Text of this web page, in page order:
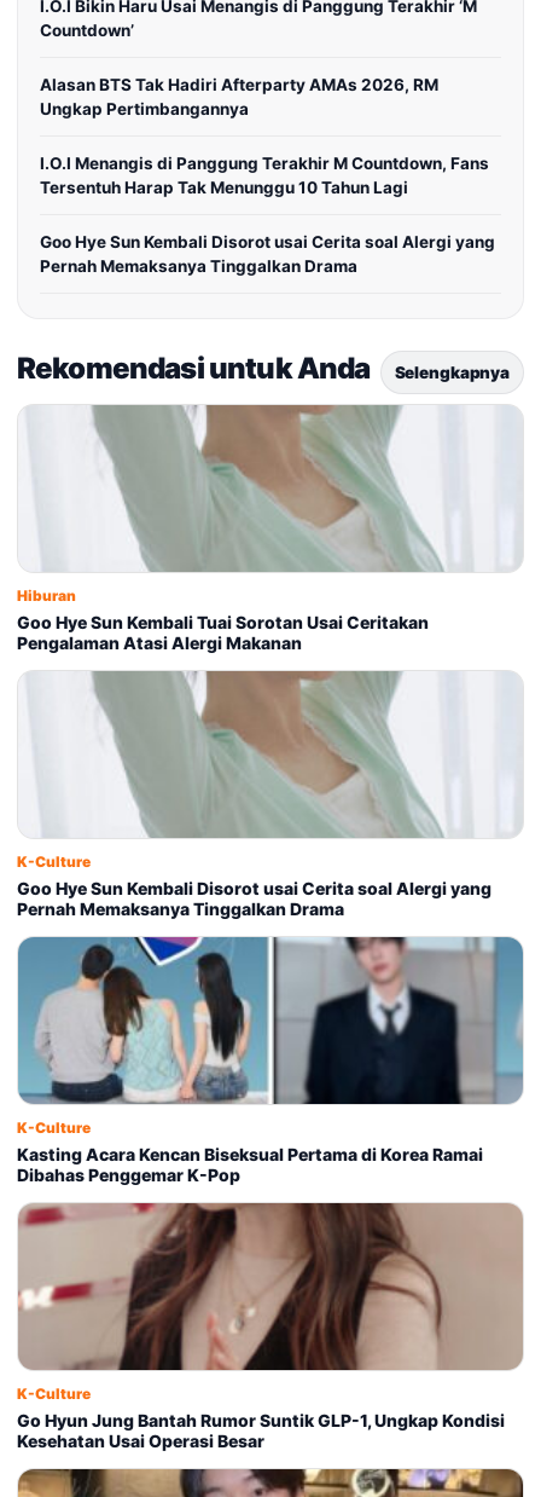
I.O.I Bikin Haru Usai Menangis di Panggung Terakhir ‘M
Countdown’
Alasan BTS Tak Hadiri Afterparty AMAs 2026, RM
Ungkap Pertimbangannya
I.O.I Menangis di Panggung Terakhir M Countdown, Fans
Tersentuh Harap Tak Menunggu 10 Tahun Lagi
Goo Hye Sun Kembali Disorot usai Cerita soal Alergi yang
Pernah Memaksanya Tinggalkan Drama
Rekomendasi untuk Anda Selengkapnya
Hiburan
Goo Hye Sun Kembali Tuai Sorotan Usai Ceritakan
Pengalaman Atasi Alergi Makanan
K-Culture
Goo Hye Sun Kembali Disorot usai Cerita soal Alergi yang
Pernah Memaksanya Tinggalkan Drama
K-Culture
Kasting Acara Kencan Biseksual Pertama di Korea Ramai
Dibahas Penggemar K-Pop
K-Culture
Go Hyun Jung Bantah Rumor Suntik GLP-1, Ungkap Kondisi
Kesehatan Usai Operasi Besar